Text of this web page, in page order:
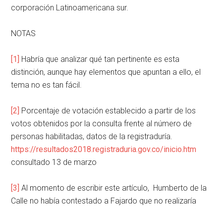
corporación Latinoamericana sur.
NOTAS
[1] Habría que analizar qué tan pertinente es esta
distinción, aunque hay elementos que apuntan a ello, el
tema no es tan fácil.
[2] Porcentaje de votación establecido a partir de los
votos obtenidos por la consulta frente al número de
personas habilitadas, datos de la registraduría.
https://resultados2018.registraduria.gov.co/inicio.htm
consultado 13 de marzo
[3] Al momento de escribir este artículo, Humberto de la
Calle no había contestado a Fajardo que no realizaría